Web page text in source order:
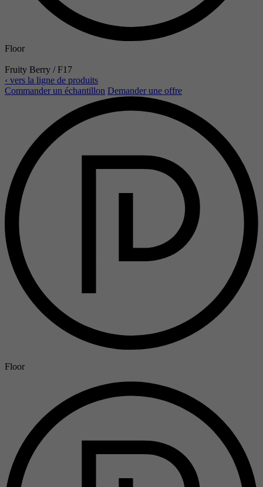
Floor
Fruity Berry / F17
‹ vers la ligne de produits
Commander un échantillon Demander une offre
Floor